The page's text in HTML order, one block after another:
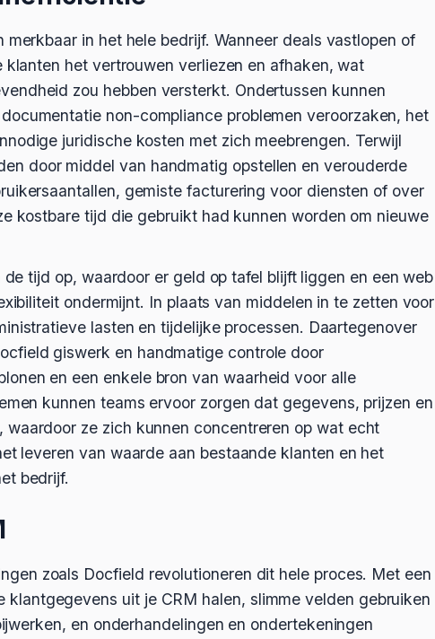
in het hele bedrijf. Wanneer deals vastlopen of
het vertrouwen verliezen en afhaken, wat
zou hebben versterkt. Ondertussen kunnen
non-compliance problemen veroorzaken, het
juridische kosten met zich meebrengen. Terwijl
door middel van handmatig opstellen en verouderde
gemiste facturering voor diensten of over
kostbare tijd die gebruikt had kunnen worden om nieuwe
tijd op, waardoor er geld op tafel blijft liggen en een web
ondermijnt. In plaats van middelen in te zetten voor
lasten en tijdelijke processen. Daartegenover
giswerk en handmatige controle door
en een enkele bron van waarheid voor alle
kunnen teams ervoor zorgen dat gegevens, prijzen en
ze zich kunnen concentreren op wat echt
leveren van waarde aan bestaande klanten en het
bedrijf.
zoals Docfield revolutioneren dit hele proces. Met een
uit je CRM halen, slimme velden gebruiken
en onderhandelingen en ondertekeningen